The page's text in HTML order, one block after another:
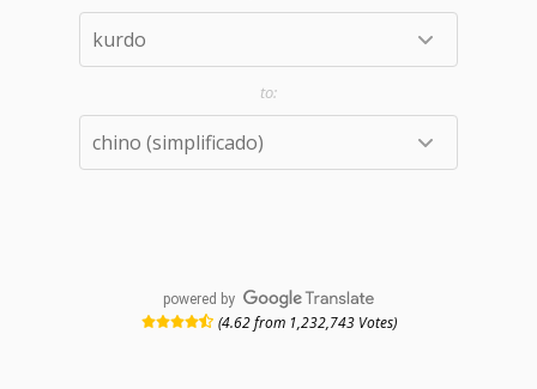
powered by
(4.62 from 1,232,743 Votes)